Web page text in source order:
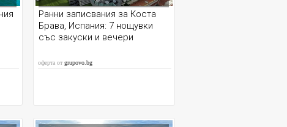
Ранни записвания за Коста
Брава, Испания: 7 нощувки
със закуски и вечери
оферта от grupovo.bg